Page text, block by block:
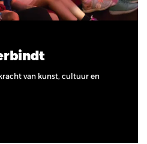
van kunst, cultuur en